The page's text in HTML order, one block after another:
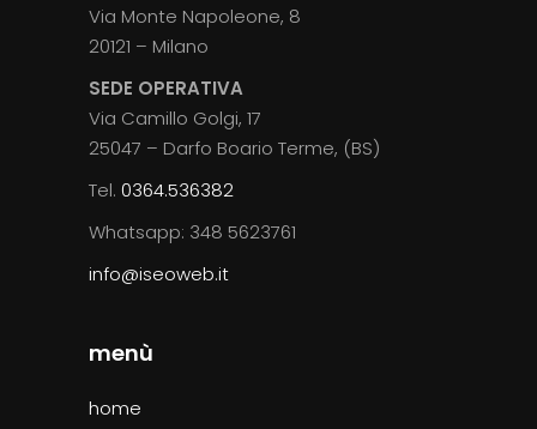
Via Monte Napoleone, 8
20121 – Milano
SEDE OPERATIVA
Via Camillo Golgi, 17
25047 – Darfo Boario Terme, (BS)
Tel. 0364.536382
Whatsapp: 348 5623761
info@iseoweb.it
menù
home